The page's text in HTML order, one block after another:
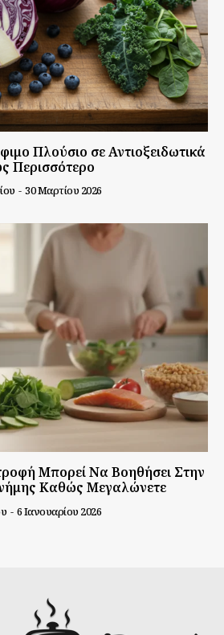
Πλούσιο σε Αντιοξειδωτικά
Περισσότερο
- 30 Μαρτίου 2026
Μπορεί Να Βοηθήσει Στην
Καθώς Μεγαλώνετε
- 6 Ιανουαρίου 2026